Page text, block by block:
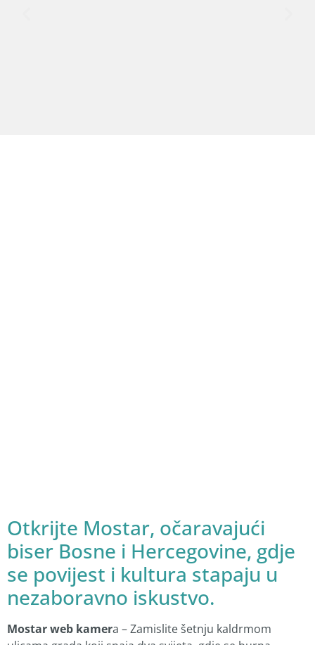
Otkrijte Mostar, očaravajući
biser Bosne i Hercegovine, gdje
se povijest i kultura stapaju u
nezaboravno iskustvo.
Mostar web kamera – Zamislite šetnju kaldrmom